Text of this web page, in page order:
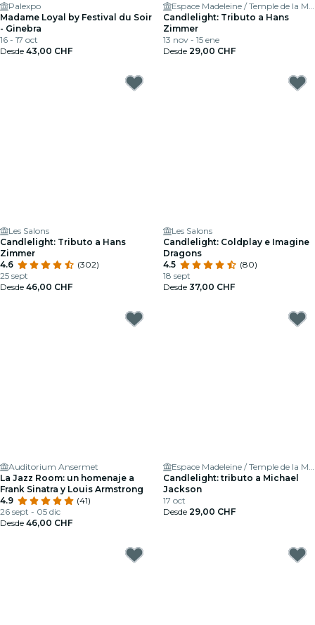
Palexpo
Madame Loyal by Festival du Soir
- Ginebra
16 - 17 oct
Desde 43,00 CHF
Espace Madeleine / Temple de la Madeleine
Candlelight: Tributo a Hans
Zimmer
13 nov - 15 ene
Desde 29,00 CHF
Les Salons
Candlelight: Tributo a Hans
Zimmer
4.6
(302)
25 sept
Desde 46,00 CHF
Les Salons
Candlelight: Coldplay e Imagine
Dragons
4.5
(80)
18 sept
Desde 37,00 CHF
Auditorium Ansermet
La Jazz Room: un homenaje a
Frank Sinatra y Louis Armstrong
4.9
(41)
26 sept - 05 dic
Desde 46,00 CHF
Espace Madeleine / Temple de la Madeleine
Candlelight: tributo a Michael
Jackson
17 oct
Desde 29,00 CHF